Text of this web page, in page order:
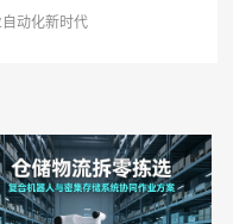
动化新时代